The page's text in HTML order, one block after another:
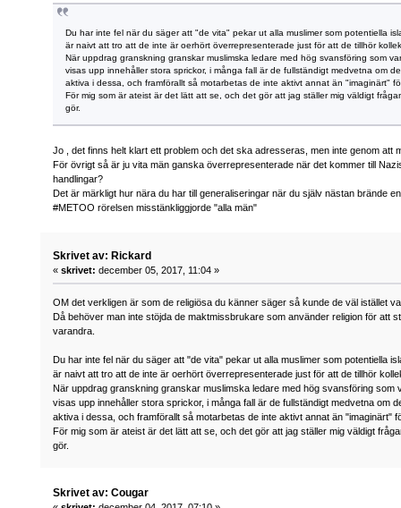
Du har inte fel när du säger att "de vita" pekar ut alla muslimer som potentiella
är naivt att tro att de inte är oerhört överrepresenterade just för att de tillhör
När uppdrag granskning granskar muslimska ledare med hög svansföring som
visas upp innehåller stora sprickor, i många fall är de fullständigt medvetna om
aktiva i dessa, och framförallt så motarbetas de inte aktivt annat än "imaginärt"
För mig som är ateist är det lätt att se, och det gör att jag ställer mig väldigt
gör.
Jo , det finns helt klart ett problem och det ska adresseras, men inte genom att
För övrigt så är ju vita män ganska överrepresenterade när det kommer till
handlingar?
Det är märkligt hur nära du har till generaliseringar när du själv nästan brände
#METOO rörelsen misstänkliggjorde "alla män"
Skrivet av: Rickard
«skrivet: december 05, 2017, 11:04 »
OM det verkligen är som de religiösa du känner säger så kunde de väl istället
Då behöver man inte stöjda de maktmissbrukare som använder religion för att
varandra.
Du har inte fel när du säger att "de vita" pekar ut alla muslimer som potentiella
är naivt att tro att de inte är oerhört överrepresenterade just för att de tillhör
När uppdrag granskning granskar muslimska ledare med hög svansföring
visas upp innehåller stora sprickor, i många fall är de fullständigt medvetna om
aktiva i dessa, och framförallt så motarbetas de inte aktivt annat än "imaginärt"
För mig som är ateist är det lätt att se, och det gör att jag ställer mig väldigt
gör.
Skrivet av: Cougar